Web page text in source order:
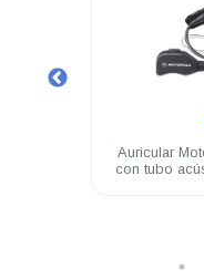
Auricular
con tubo